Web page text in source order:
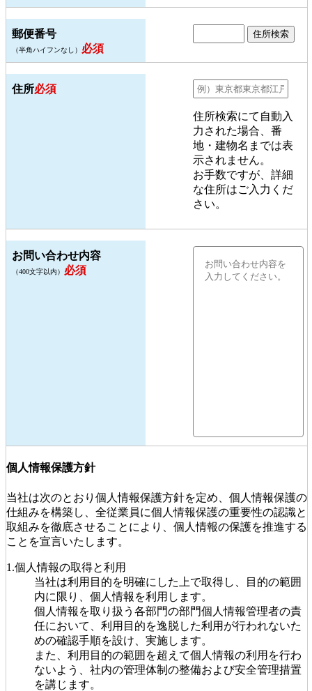
郵便番号
（半角ハイフンなし） 必須
住所検索
住所必須
住所検索にて自動入
力された場合、番
地・建物名までは表
示されません。
お手数ですが、詳細
な住所はご入力くだ
さい。
お問い合わせ内容
（400文字以内） 必須
個人情報保護方針
当社は次のとおり個人情報保護方針を定め、個人情報保護の
仕組みを構築し、全従業員に個人情報保護の重要性の認識と
取組みを徹底させることにより、個人情報の保護を推進する
ことを宣言いたします。
1.個人情報の取得と利用
当社は利用目的を明確にした上で取得し、目的の範囲
内に限り、個人情報を利用します。
個人情報を取り扱う各部門の部門個人情報管理者の責
任において、利用目的を逸脱した利用が行われないた
めの確認手順を設け、実施します。
また、利用目的の範囲を超えて個人情報の利用を行わ
ないよう、社内の管理体制の整備および安全管理措置
を講じます。